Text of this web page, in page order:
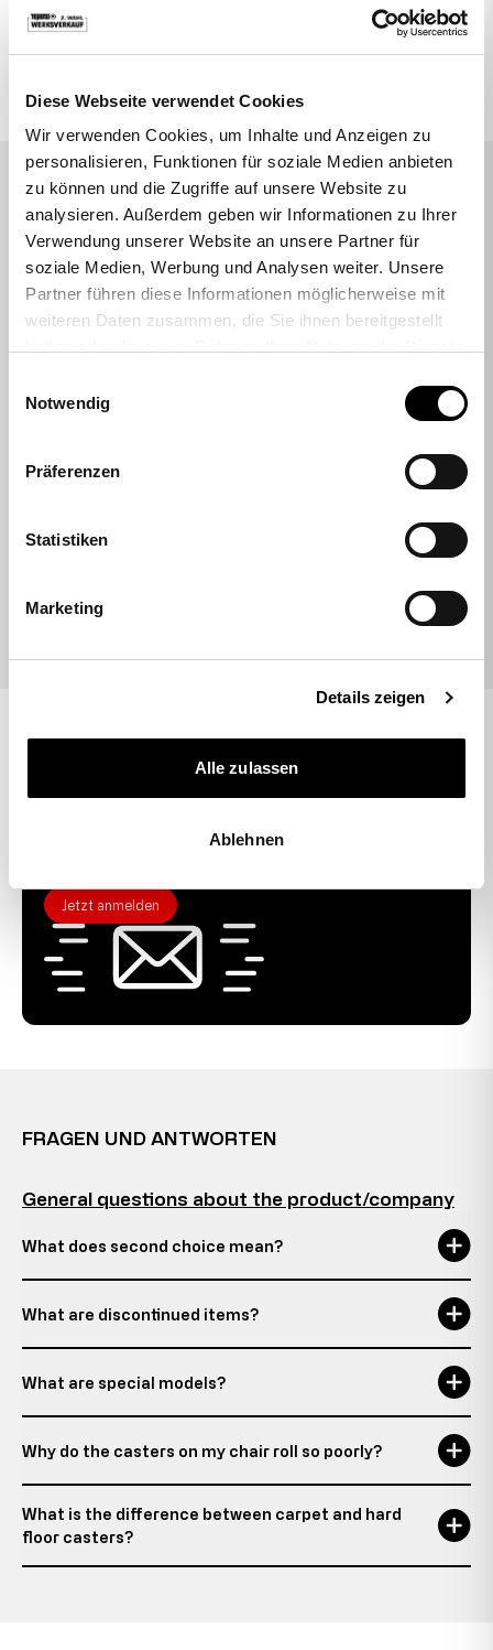
Diese Webseite verwendet Cookies
Wir verwenden Cookies, um Inhalte und Anzeigen zu
personalisieren, Funktionen für soziale Medien anbieten
zu können und die Zugriffe auf unsere Website zu
analysieren. Außerdem geben wir Informationen zu Ihrer
Verwendung unserer Website an unsere Partner für
soziale Medien, Werbung und Analysen weiter. Unsere
Partner führen diese Informationen möglicherweise mit
weiteren Daten zusammen, die Sie ihnen bereitgestellt
Notwendig
Präferenzen
Statistiken
Marketing
Details zeigen
Alle zulassen
Ablehnen
VIELLEICHT SUCHEN SIE AUCH DANACH
DAS SAGEN UNSERE KUNDEN
Sehr empfehlenswert
Durchnittsbewertung 4,7 Sterne
Hatte online einen Sitness RS Sport Plus
hilfsbereit (hatte einen Teil der Bestellung
10 % GUTSCHEIN
Jetzt anmelden
FRAGEN UND ANTWORTEN
General questions about the product/company
What does second choice mean?
What are discontinued items?
What are special models?
Why do the casters on my chair roll so poorly?
What is the difference between carpet and hard
floor casters?